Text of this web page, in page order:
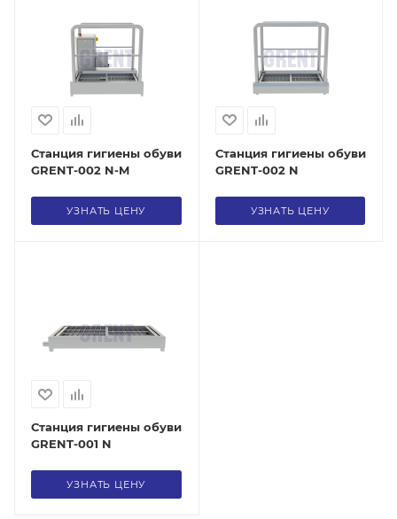
Станция гигиены обуви
GRENT-002 N-M
УЗНАТЬ ЦЕНУ
Станция гигиены обуви
GRENT-002 N
УЗНАТЬ ЦЕНУ
Станция гигиены обуви
GRENT-001 N
УЗНАТЬ ЦЕНУ